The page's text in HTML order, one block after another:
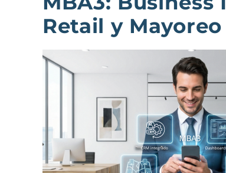
Retail y